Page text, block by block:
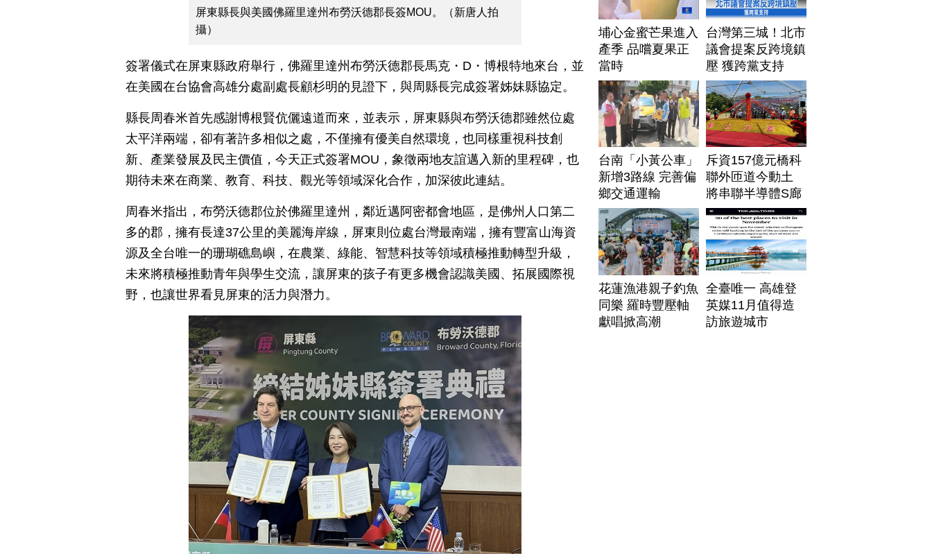
屏東縣長與美國佛羅里達州布勞沃德郡長簽MOU。（新唐人拍
攝）
簽署儀式在屏東縣政府舉行，佛羅里達州布勞沃德郡長馬克・D・博根特地來台，並
在美國在台協會高雄分處副處長顧杉明的見證下，與周縣長完成簽署姊妹縣協定。
縣長周春米首先感謝博根賢伉儷遠道而來，並表示，屏東縣與布勞沃德郡雖然位處
太平洋兩端，卻有著許多相似之處，不僅擁有優美自然環境，也同樣重視科技創
新、產業發展及民主價值，今天正式簽署MOU，象徵兩地友誼邁入新的里程碑，也
期待未來在商業、教育、科技、觀光等領域深化合作，加深彼此連結。
周春米指出，布勞沃德郡位於佛羅里達州，鄰近邁阿密都會地區，是佛州人口第二
多的郡，擁有長達37公里的美麗海岸線，屏東則位處台灣最南端，擁有豐富山海資
源及全台唯一的珊瑚礁島嶼，在農業、綠能、智慧科技等領域積極推動轉型升級，
未來將積極推動青年與學生交流，讓屏東的孩子有更多機會認識美國、拓展國際視
野，也讓世界看見屏東的活力與潛力。
埔心金蜜芒果進入
產季 品嚐夏果正
當時
台灣第三城！北市
議會提案反跨境鎮
壓 獲跨黨支持
台南「小黃公車」
新增3路線 完善偏
鄉交通運輸
斥資157億元橋科
聯外匝道今動土
將串聯半導體S廊
帶
花蓮漁港親子釣魚
同樂 羅時豐壓軸
獻唱掀高潮
全臺唯一 高雄登
英媒11月值得造
訪旅遊城市